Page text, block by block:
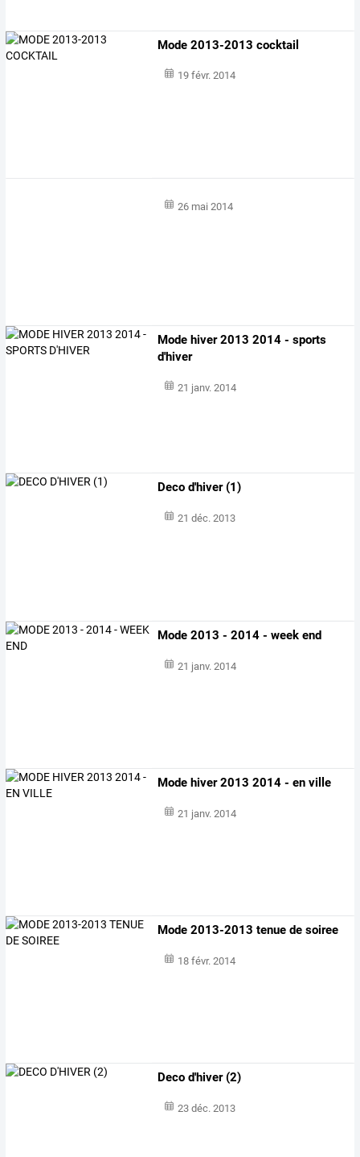
Mode 2013-2013 cocktail
19 févr. 2014
26 mai 2014
Mode hiver 2013 2014 - sports
d'hiver
21 janv. 2014
Deco d'hiver (1)
21 déc. 2013
Mode 2013 - 2014 - week end
21 janv. 2014
Mode hiver 2013 2014 - en ville
21 janv. 2014
Mode 2013-2013 tenue de soiree
18 févr. 2014
Deco d'hiver (2)
23 déc. 2013